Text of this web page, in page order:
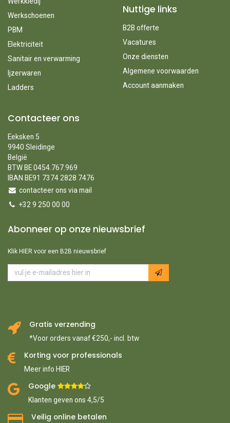
Werkschoenen
PBM
Elektriciteit
Sanitair en verwarming
Ijzerwaren
Ladders
Nuttige links
B2B offerte
Vacatures
Onze diensten
Algemene voorwaarden
Account aanmaken
Contacteer ons
Eeksken 5
9940 Sleidinge
België
BTW BE 0454.767.969
IBAN BE91 7374 2828 7476
contacteer ons via mail
+32 9 250 00 00
Abonneer op onze nieuwsbrief
Klik HIER voor een B2B nieuwsbrief
Gratis verzending
*Voor orders vanaf €250,- incl. btw
Korting voor professionals
Meer info HIER
Google ​
Klanten geven ons 4,5/5
Veilig online betalen